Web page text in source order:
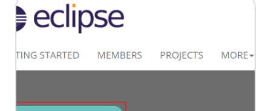
식하지 못하고 있는 듯합니다. 이 오류가 뜬다면 가장 먼
저 JDK가 제대로 작동하고 있는지 확인해보아야 합니다.
문구를 읽어보니 역시나 이클립스상에서 자바를 읽지 못
1. 이렇게 오..